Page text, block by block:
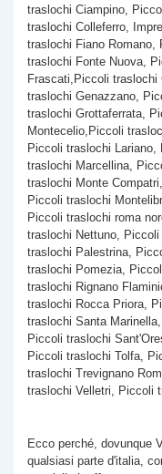
traslochi Ciampino,
traslochi Colleferro,
traslochi Fiano
traslochi Fonte Nuova,
Frascati,Piccoli
traslochi Genazzano,
traslochi Grottaferrata,
Montecelio,Piccoli
Piccoli traslochi
traslochi Marcellina,
traslochi Monte
Piccoli traslochi
Piccoli traslochi roma
traslochi Nettuno,
traslochi Palestrina,
traslochi Pomezia,
traslochi Rignano
traslochi Rocca Priora,
traslochi Santa
Piccoli traslochi
Piccoli traslochi Tolfa,
traslochi Trevignano
traslochi Velletri, Piccoli
Ecco perché, dovunque
qualsiasi parte d'italia,